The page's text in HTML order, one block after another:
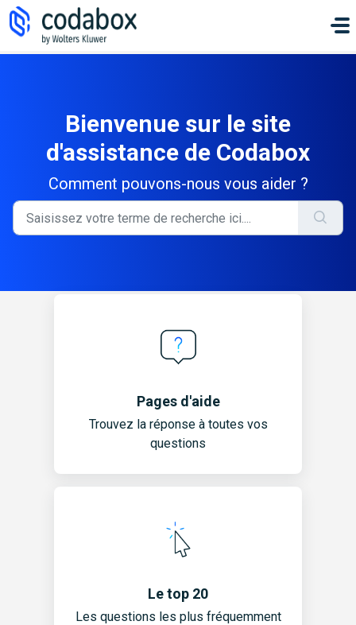
Passer au contenu principal
Bienvenue sur le site
d'assistance de Codabox
Comment pouvons-nous vous aider ?
Pages d'aide
Trouvez la réponse à toutes vos
questions
Le top 20
Les questions les plus fréquemment